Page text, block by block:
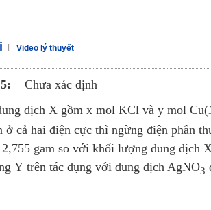
Video lý thuyết
Chưa xác định
dịch X gồm x mol KCl và y mol
ở cả hai điện cực thì ngừng điện phân
gam so với khối lượng dung dịch
Y trên tác dụng với dung dịch AgNO3